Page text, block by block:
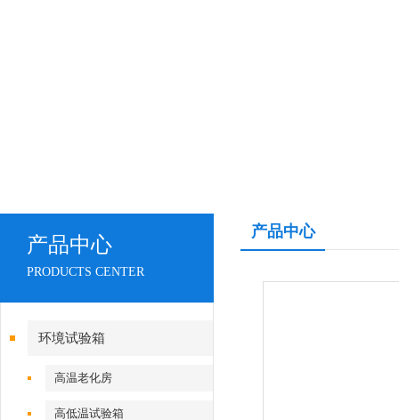
产品中心
PRODUCTS CENTER
环境试验箱
高温老化房
高低温试验箱
产品中心